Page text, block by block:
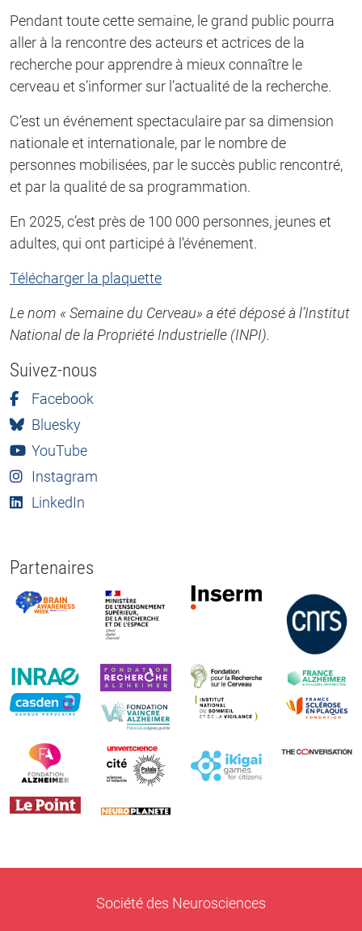
Pendant toute cette semaine, le grand public pourra
aller à la rencontre des acteurs et actrices de la
recherche pour apprendre à mieux connaître le
cerveau et s’informer sur l’actualité de la recherche.
C’est un événement spectaculaire par sa dimension
nationale et internationale, par le nombre de
personnes mobilisées, par le succès public rencontré,
et par la qualité de sa programmation.
En 2025, c’est près de 100 000 personnes, jeunes et
adultes, qui ont participé à l’événement.
Télécharger la plaquette
Le nom « Semaine du Cerveau» a été déposé à l’Institut
National de la Propriété Industrielle (INPI).
Suivez-nous
Facebook
Bluesky
YouTube
Instagram
LinkedIn
Partenaires
Société des Neurosciences